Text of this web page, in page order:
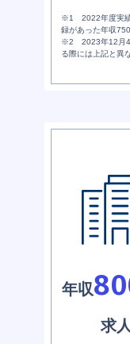
※1 2022年度実績
録があった年収
※2 2023年12月4
る際には上記と異
年収
求人